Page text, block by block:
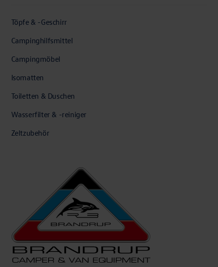
Töpfe & -Geschirr
Campinghilfsmittel
Campingmöbel
Isomatten
Toiletten & Duschen
Wasserfilter & -reiniger
Zeltzubehör